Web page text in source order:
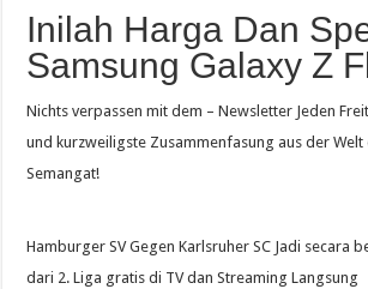
Inilah Harga Dan
Samsung Galaxy Z
Nichts verpassen mit dem – Newsletter Jeden
und kurzweiligste Zusammenfasung aus der Welt
Semangat!
Hamburger SV Gegen Karlsruher SC Jadi secara
dari 2. Liga gratis di TV dan Streaming Langsung